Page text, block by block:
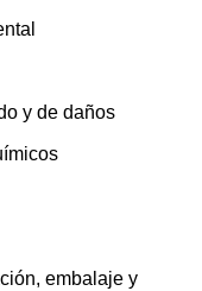
y de daños
embalaje y